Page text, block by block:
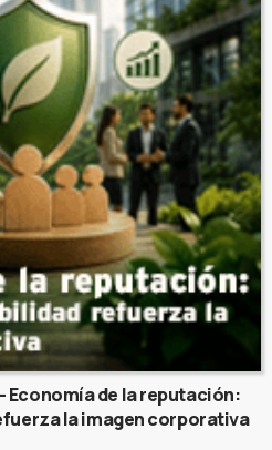
Economía de la reputación:
la imagen corporativa